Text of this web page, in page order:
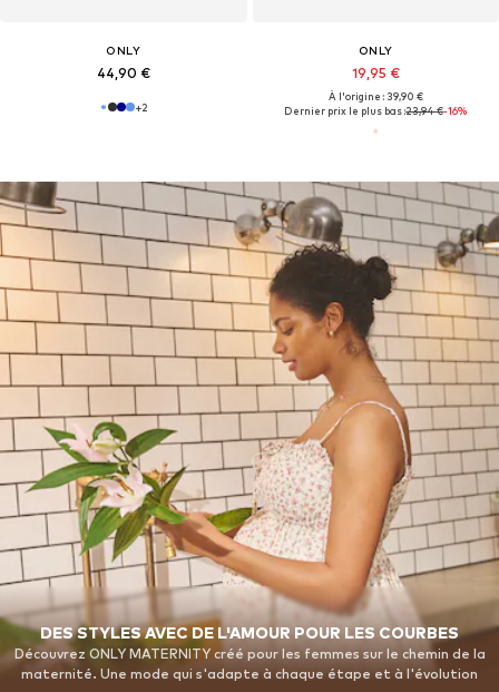
ONLY
44,90 €
+2
ONLY
19,95 €
À l'origine : 39,90 €
Dernier prix le plus bas :23,94 €-16%
DES STYLES AVEC DE L'AMOUR POUR LES COURBES
Découvrez ONLY MATERNITY créé pour les femmes sur le chemin de la
maternité. Une mode qui s'adapte à chaque étape et à l'évolution